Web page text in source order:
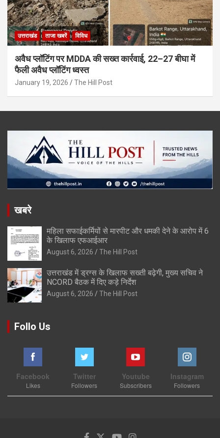
उत्तराखंड ताजा खबरें विविध
अवैध प्लॉटिंग पर MDDA की सख्त कार्रवाई, 22–27 बीघा में
फैली अवैध प्लॉटिंग ध्वस्त
January 19, 2026 The Hill Post
खबरे
महिला सफाईकर्मियों से मारपीट और धमकी देने के आरोप में 6
के खिलाफ एफआईआर
August 6, 2026 The Hill Post
उत्तराखंड में ड्रग्स के खिलाफ सख्ती बढ़ेगी, मुख्य सचिव ने
NCORD बैठक में दिए कड़े निर्देश
August 6, 2026 The Hill Post
Follo Us
Facebook
Likes
Twitter
Followers
Youtube
Subscribers
Instagram
Followers